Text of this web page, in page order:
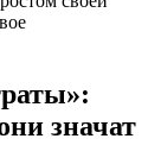
значат